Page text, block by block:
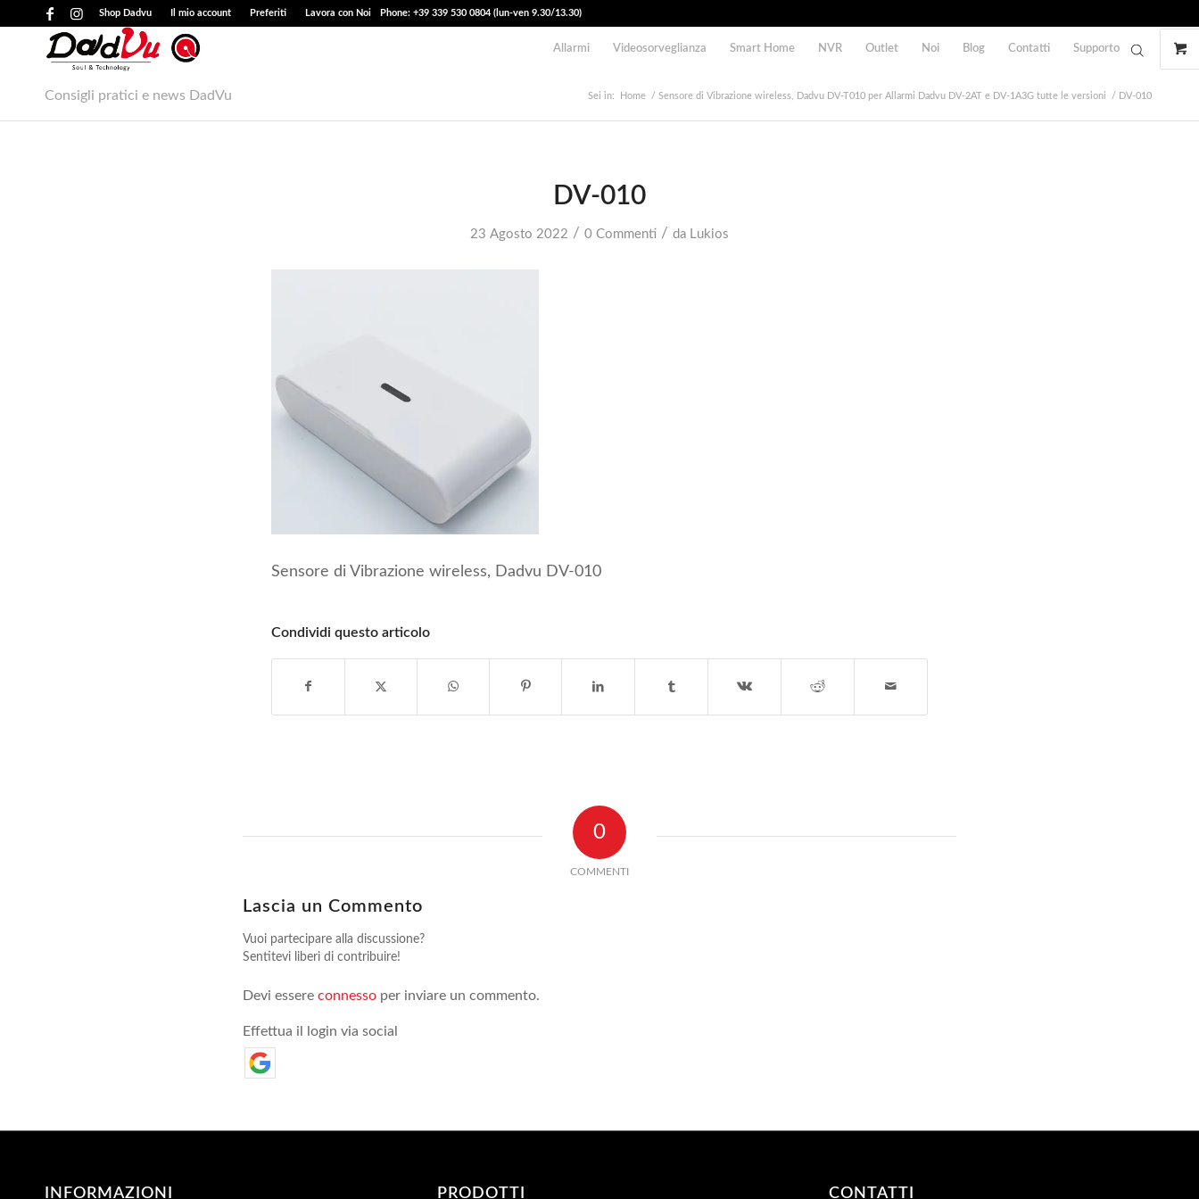
Shop Dadvu Il mio account Preferiti Lavora con Noi Phone: +39 339 530 0804 (lun-ven 9.30/13.30)
Allarmi Videosorveglianza Smart Home NVR Outlet Noi Blog Contatti Supporto
Consigli pratici e news DadVu Sei in: Home / Sensore di Vibrazione wireless, Dadvu DV-T010 per Allarmi Dadvu DV-2AT e DV-1A3G tutte le versioni / DV-010
DV-010
23 Agosto 2022 / 0 Commenti / da Lukios
Sensore di Vibrazione wireless, Dadvu DV-010
Condividi questo articolo
0
COMMENTI
Lascia un Commento
Vuoi partecipare alla discussione?
Sentitevi liberi di contribuire!
Devi essere connesso per inviare un commento.
Effettua il login via social
INFORMAZIONI PRODOTTI CONTATTI